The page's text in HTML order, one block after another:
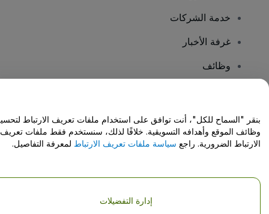
خدمة الشركات
غرفة الأخبار
وظائف
مركز المساعدة / اتصل بنا
حقوق النشر © شركة فياجوجو المحدودة 2026
تفاصيل الشركة
بنقر "السماح للكل"، أنت توافق على استخدام ملفات تعريف الارتباط
وظائف الموقع وأهدافه التسويقية. خلافًا لذلك، سنستخدم فقط ملفات تعريف
الارتباط الضرورية. راجع سياسة ملفات تعريف الارتباط لمعرفة التفاصيل.
إدارة التفضيلات